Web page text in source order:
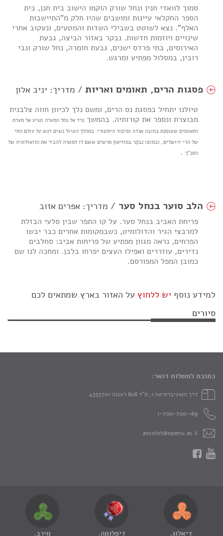
סמוך לוואדי חנין ונחל שורק הוקמו הישוב בית חנן, בית
הספר החקלאי עיינות ומושבים שהיו חלק מ"התיישבות
האלף". נצא לשוטט בשבילי השדות והמטעים, ונעקוב אחרי
שינויים ויוזמות חדשות. נבקר באזור הביצה, גבעת
האירוסים, בתי פרדס ישנים, גבעת חומרה, נחל שורק ונבי
רובין, במסלול מפתיע ומרגש.
פסגות הרים, תאומים ואריות / מדריך: יניב אלון
טיולנו יתחיל בפסגת נס הרים, ומשם נלך לכיוון חווה צלבנית
מבוצרת ונספר את קורותיה. בהמשך נרד אל נחל המערה ונגיע אל מערת
התאומים שטומנת בחובה אגדה וסיפור היסטורי. במהלך הטיול נשים דגש על עולם החי
של הרי ירושלים, ובסופו נבקר במוזיאון מרשים ששם לו למטרה להכיר את הזואולוגיה של
התנ"ך .
הלב סוער בנחל סער / מדריך: אפרים אזוב
פריחת האביב בנחל סער. על קו התפר שבין סלעי הבזלת
למרבצי הגיר והדולומיט, כשבמקומות אחרים כבר יבשו
הפרחים, נראה מגוון מפתיע של פריחות אביב: סחלבים
נדירים, עוזררים ואפילו העצים יפרחו בלבן. ומחכה לנו שם
כמובן המפל המפורסם.
למידע נוסף יש ללחוץ על האזור בארץ שמתאים לכם
סיורים
כתובת למשלוח דואר:
דרך האוניברסיטה 1, ת"ד 808 רעננה 4353701
1-700-700-169
ascolot@openu.ac.il
דיאלוג. דיפלומה. מירב.